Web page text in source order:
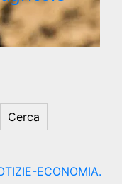
Cerca
ECONOMIA.